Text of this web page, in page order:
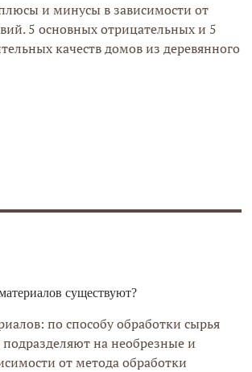
и минусы в зависимости от
5 основных отрицательных и 5
качеств домов из деревянного
существуют?
по способу обработки сырья
на необрезные и
от метода обработки